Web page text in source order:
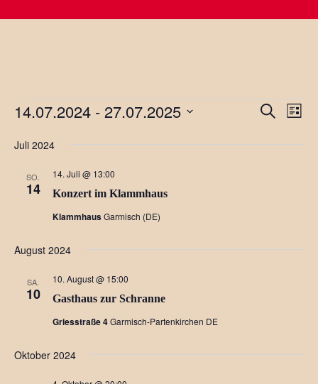
Veranstaltungen Suche
Liste
14.07.2024 - 27.07.2025
Juli 2024
SO.
14 Konzert im Klammhaus
14. Juli @ 13:00
KlammhausGarmisch (DE)
August 2024
SA.
10 Gasthaus zur Schranne
10. August @ 15:00
Griesstraße 4Garmisch-Partenkirchen DE
Oktober 2024